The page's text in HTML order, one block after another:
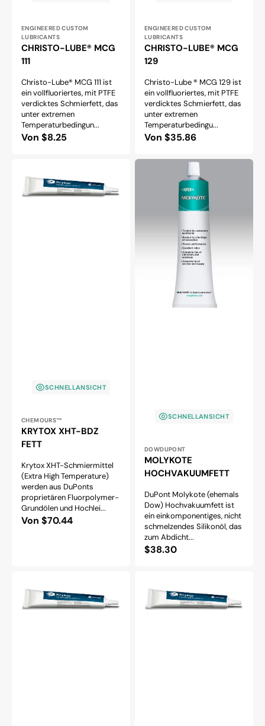
Anbieter:
ENGINEERED CUSTOM
LUBRICANTS
CHRISTO-LUBE® MCG
111
Christo-Lube® MCG 111 ist
ein vollfluoriertes, mit PTFE
verdicktes Schmierfett, das
unter extremen
Temperaturbedingun...
Normaler
Von $8.25
Anbieter:
ENGINEERED CUSTOM
LUBRICANTS
CHRISTO-LUBE® MCG
129
Christo-Lube ® MCG 129 ist
ein vollfluoriertes, mit PTFE
verdicktes Schmierfett, das
unter extremen
Temperaturbedingu...
Normaler
Von $35.86
XHT-
BDZ
SCHNELLANSICHT
Anbieter:
CHEMOURS™
KRYTOX XHT-BDZ
FETT
Krytox XHT-Schmiermittel
(Extra High Temperature)
werden aus DuPonts
proprietären Fluorpolymer-
Grundölen und Hochlei...
Normaler
Von $70.44
MOLYKOTE
HOCHVAKUUMFETT
SCHNELLANSICHT
Anbieter:
DOWDUPONT
MOLYKOTE
HOCHVAKUUMFETT
DuPont Molykote (ehemals
Dow) Hochvakuumfett ist
ein einkomponentiges, nicht
schmelzendes Silikonöl, das
zum Abdicht...
Normaler
$38.30
XHT-
AC
XHT-
BDX-